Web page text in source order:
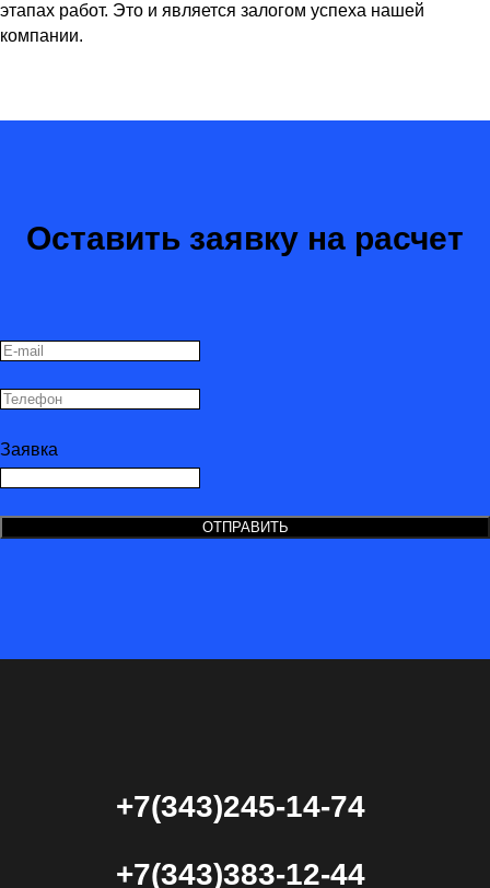
этапах работ. Это и является залогом успеха нашей
компании.
Оставить заявку на расчет
Заявка
ОТПРАВИТЬ
+7(343)245-14-74
+7(343)383-12-44